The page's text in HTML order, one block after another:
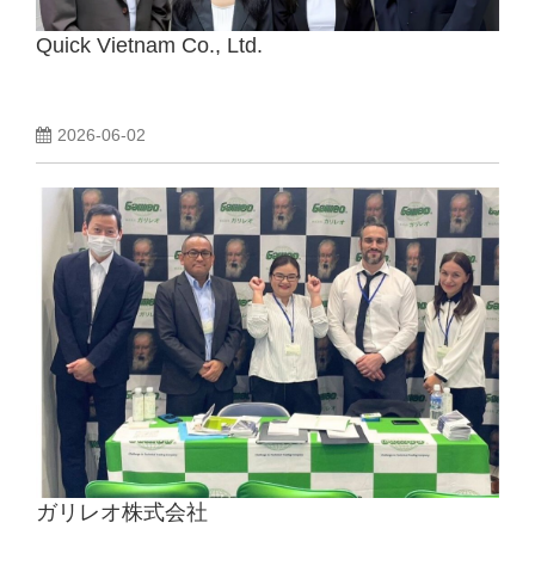
Quick Vietnam Co., Ltd.
2026-06-02
ガリレオ株式会社